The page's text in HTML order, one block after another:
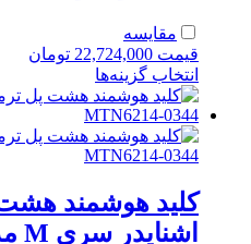
مقایسه
قیمت 22,724,000 تومان
انتخاب گزینه‌ها
کلید هوشمند
اشنایدر سری M مدل MTN6214-0344